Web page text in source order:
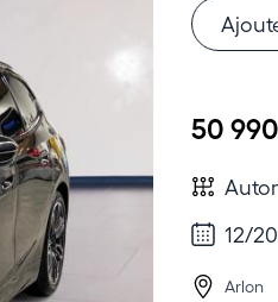
50
12/
Arlon